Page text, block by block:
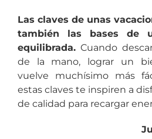
Las claves de unas
también las bases de
equilibrada.Cuando
de la mano, lograr un
vuelve muchísimo más
estas claves te inspiren a
de calidad para recargar